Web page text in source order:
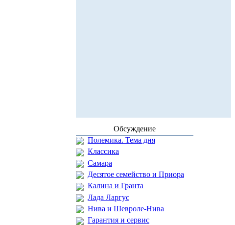
Обсуждение
Полемика. Тема дня
Классика
Самара
Десятое семейство и Приора
Калина и Гранта
Лада Ларгус
Нива и Шевроле-Нива
Гарантия и сервис